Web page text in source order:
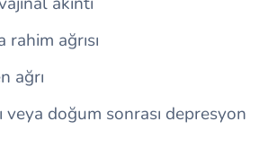
ağrısı
ağrı
veya doğum sonrası depresyon